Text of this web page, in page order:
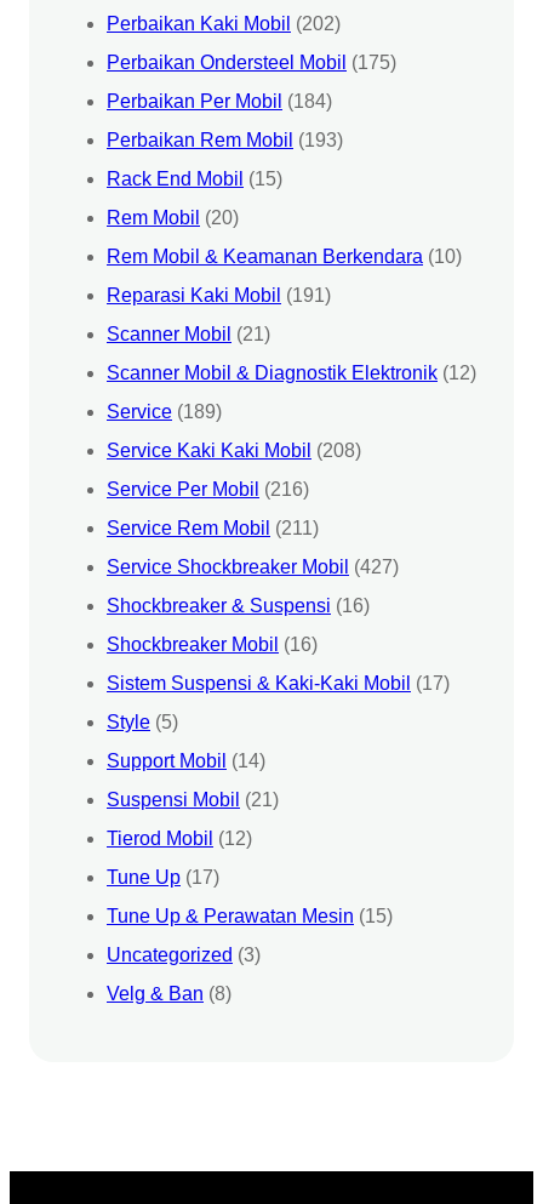
Perbaikan Kaki Mobil (202)
Perbaikan Ondersteel Mobil (175)
Perbaikan Per Mobil (184)
Perbaikan Rem Mobil (193)
Rack End Mobil (15)
Rem Mobil (20)
Rem Mobil & Keamanan Berkendara (10)
Reparasi Kaki Mobil (191)
Scanner Mobil (21)
Scanner Mobil & Diagnostik Elektronik (12)
Service (189)
Service Kaki Kaki Mobil (208)
Service Per Mobil (216)
Service Rem Mobil (211)
Service Shockbreaker Mobil (427)
Shockbreaker & Suspensi (16)
Shockbreaker Mobil (16)
Sistem Suspensi & Kaki-Kaki Mobil (17)
Style (5)
Support Mobil (14)
Suspensi Mobil (21)
Tierod Mobil (12)
Tune Up (17)
Tune Up & Perawatan Mesin (15)
Uncategorized (3)
Velg & Ban (8)